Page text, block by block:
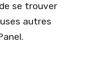
se trouver
autres